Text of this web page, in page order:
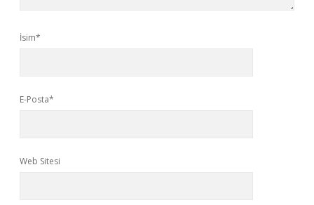
İsim*
E-Posta*
Web Sitesi